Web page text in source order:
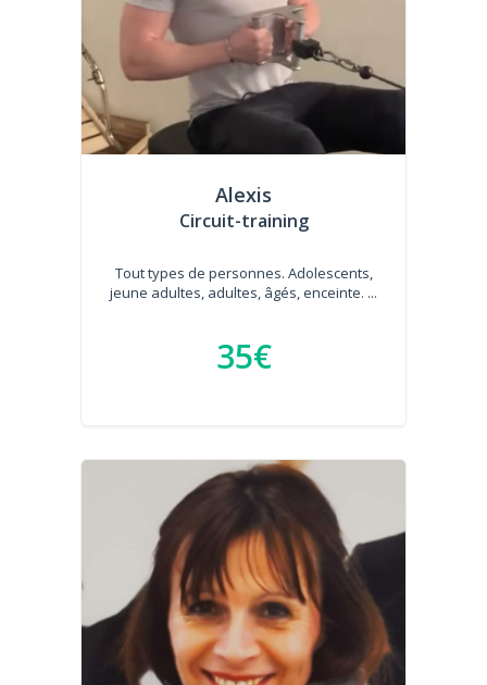
Alexis
Circuit-training
Tout types de personnes. Adolescents,
jeune adultes, adultes, âgés, enceinte. ...
35€